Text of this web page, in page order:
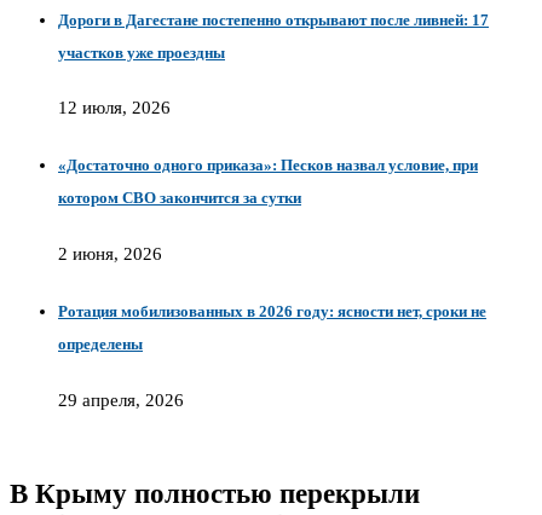
Дороги в Дагестане постепенно открывают после ливней: 17
участков уже проездны
12 июля, 2026
«Достаточно одного приказа»: Песков назвал условие, при
котором СВО закончится за сутки
2 июня, 2026
Ротация мобилизованных в 2026 году: ясности нет, сроки не
определены
29 апреля, 2026
В Крыму полностью перекрыли